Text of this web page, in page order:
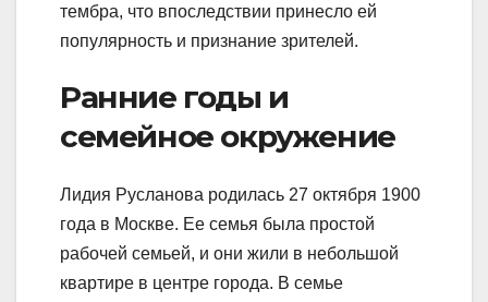
тембра, что впоследствии принесло ей
популярность и признание зрителей.
Ранние годы и
семейное окружение
Лидия Русланова родилась 27 октября 1900
года в Москве. Ее семья была простой
рабочей семьей, и они жили в небольшой
квартире в центре города. В семье